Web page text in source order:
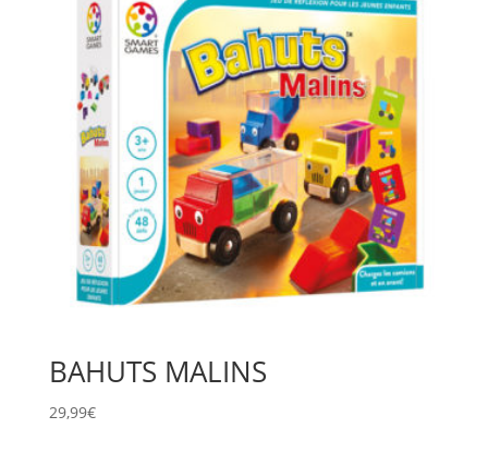
BAHUTS MALINS
29,99€